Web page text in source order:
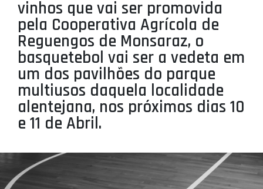
PROJETOS
LIGA BETCLIC MASCULINA
LIGA BETCLIC FEMININA
vinhos que vai ser promovida
pela Cooperativa Agrícola de
Reguengos de Monsaraz, o
basquetebol vai ser a vedeta em
um dos pavilhões do parque
multiusos daquela localidade
alentejana, nos próximos dias 10
e 11 de Abril.